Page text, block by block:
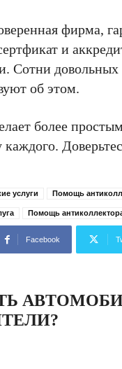
фирма,
и
Сотни довольных
об этом.
более
каждого.
услуги Помощь
Помощь
Facebook